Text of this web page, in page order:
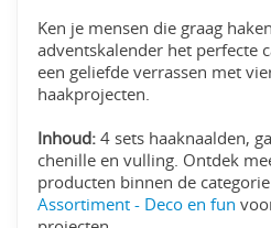
Ken je mensen die graag
adventskalender het perfecte
een geliefde verrassen met
haakprojecten.
Inhoud: 4 sets haaknaalden,
chenille en vulling. Ontdek
producten binnen de categorie
Assortiment - Deco en fun